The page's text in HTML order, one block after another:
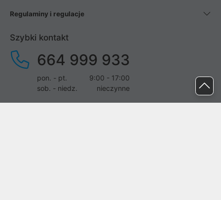
Regulaminy i regulacje
Szybki kontakt
664 999 933
pon. - pt.
9:00 - 17:00
sob. - niedz.
nieczynne